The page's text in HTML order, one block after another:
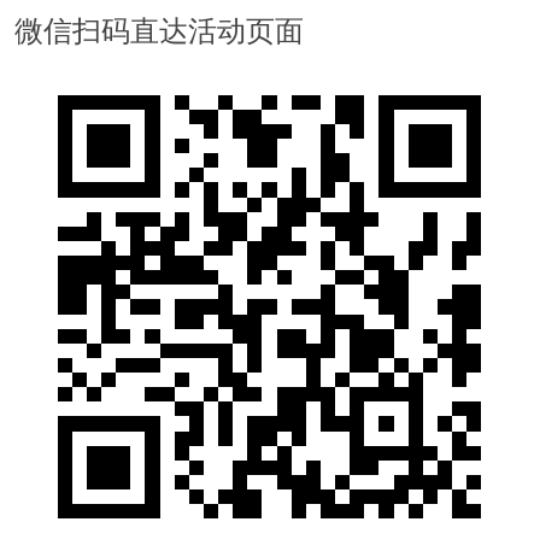
微信扫码直达活动页面